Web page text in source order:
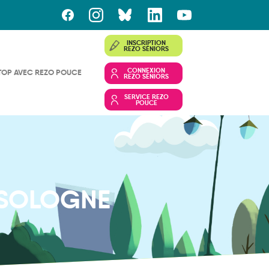
AVEC REZO POUCE
INSCRIPTION
REZO SÉNIORS
CONNEXION
REZO SÉNIORS
SERVICE REZO
POUCE